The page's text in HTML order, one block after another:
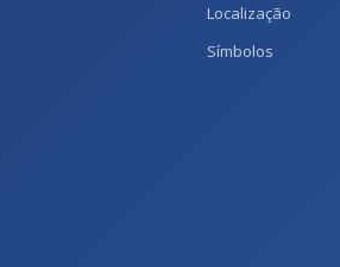
Localização
Símbolos